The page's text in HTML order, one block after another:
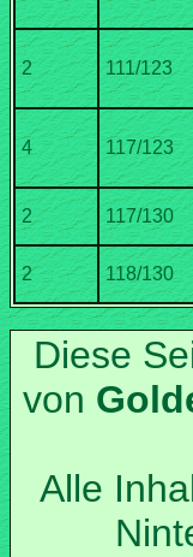
Diese
von
Alle